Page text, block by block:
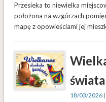
Przesieka to niewielka
położona na wzgórzach
mapę z opowieściami jej
świata
18/03/2026